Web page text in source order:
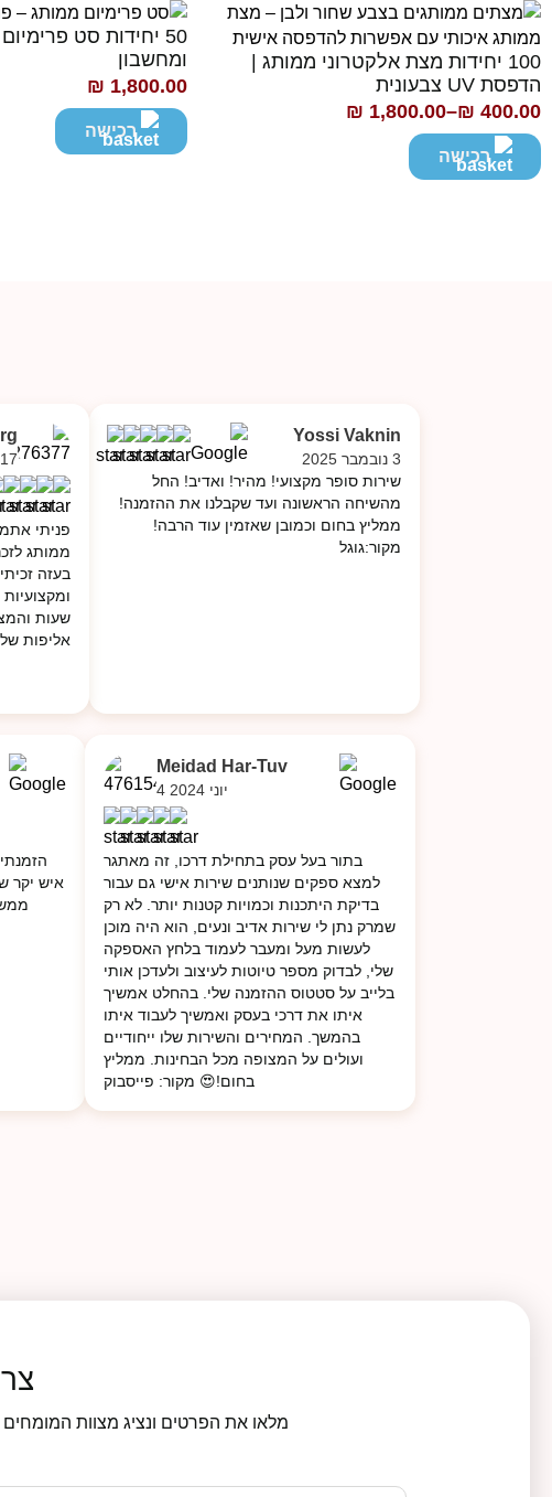
100 יחידות מצת אלקטרוני ממותג |
הדפסת UV צבעונית
₪ 400.00
–
₪ 1,800.00
טווח
מחירים:רכישה
50 יחידות סט
ומחשבון
₪ 1,800.00
רכישה
Yossi Vaknin
3 נובמבר 2025
שירות סופר מקצועי! מהיר! ואדיב! החל
מהשיחה הראשונה ועד שקבלנו את ההזמנה!
ממליץ בחום וכמובן שאזמין עוד הרבה!
מקור:גוגל
17 אוגוסט 2024
פניתי
ממותג
בעזה
שעות
אליפות
איש יקר
Meidad Har-Tuv
4 יוני 2024
בתור בעל עסק בתחילת דרכו, זה מאתגר
למצא ספקים שנותנים שירות אישי גם עבור
בדיקת היתכנות וכמויות קטנות יותר. לא רק
שמרק נתן לי שירות אדיב ונעים, הוא היה מוכן
לעשות מעל ומעבר לעמוד בלחץ האספקה
שלי, לבדוק מספר טיוטות לעיצוב ולעדכן אותי
בלייב על סטטוס ההזמנה שלי. בהחלט אמשיך
איתו את דרכי בעסק ואמשיך לעבוד איתו
בהמשך. המחירים והשירות שלו ייחודיים
ועולים על המצופה מכל הבחינות. ממליץ
בחום!😍 מקור: פייסבוק
מלאו את הפרטים ונציג מצוות